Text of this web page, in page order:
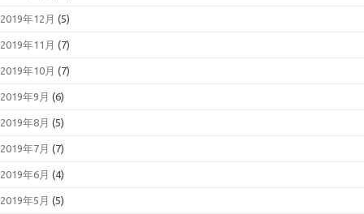
2019年12月 (5)
2019年11月 (7)
2019年10月 (7)
2019年9月 (6)
2019年8月 (5)
2019年7月 (7)
2019年6月 (4)
2019年5月 (5)